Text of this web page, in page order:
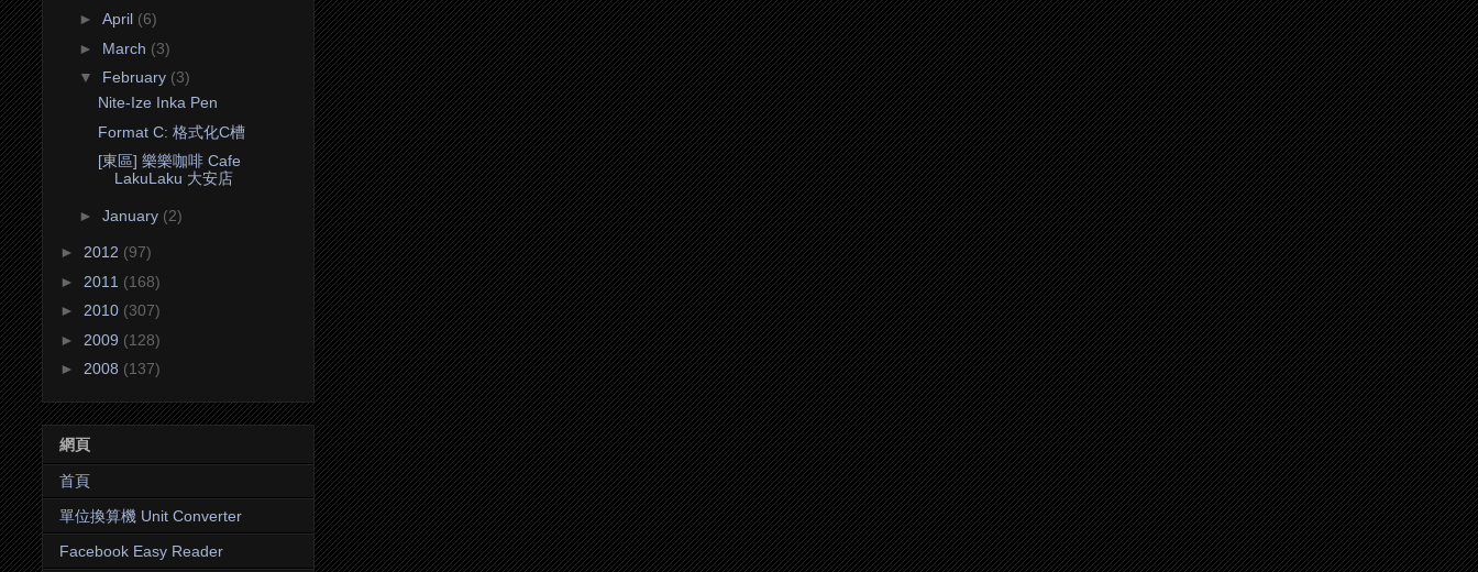
► April (6)
► March (3)
▼ February (3)
Nite-Ize Inka Pen
Format C: 格式化C槽
[東區] 樂樂咖啡 Cafe
LakuLaku 大安店
► January (2)
► 2012 (97)
► 2011 (168)
► 2010 (307)
► 2009 (128)
► 2008 (137)
網頁
首頁
單位換算機 Unit Converter
Facebook Easy Reader